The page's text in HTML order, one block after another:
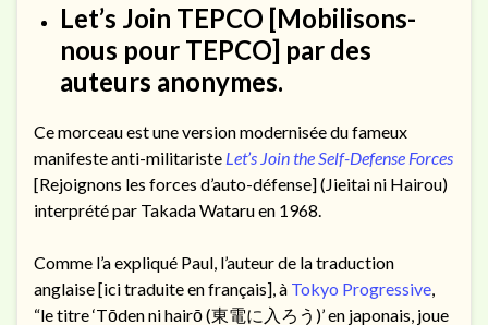
Let’s Join TEPCO [Mobilisons-
nous pour TEPCO] par des
auteurs anonymes.
Ce morceau est une version modernisée du fameux
manifeste anti-militariste Let’s Join the Self-Defense Forces
[Rejoignons les forces d’auto-défense] (Jieitai ni Hairou)
interprété par Takada Wataru en 1968.
Comme l’a expliqué Paul, l’auteur de la traduction
anglaise [ici traduite en français], à Tokyo Progressive,
“le titre ‘Tōden ni hairō (東電に入ろう)’ en japonais, joue